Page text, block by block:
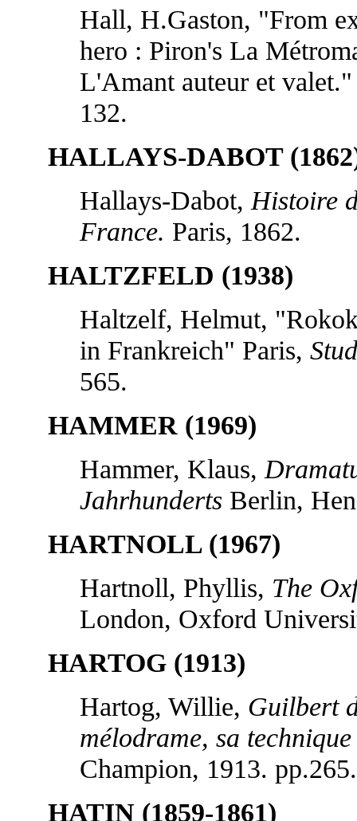
Hall, H.Gaston, "From
hero : Piron's La
L'Amant auteur et
132.
HALLAYS-DABOT
Hallays-Dabot, Histoire
France. Paris, 1862.
HALTZFELD (1938)
Haltzelf, Helmut,
in Frankreich" Paris,
565.
HAMMER (1969)
Hammer, Klaus,
Jahrhunderts Berlin,
HARTNOLL (1967)
Hartnoll, Phyllis, The
London, Oxford
HARTOG (1913)
Hartog, Willie, Guilbert
mélodrame, sa
Champion, 1913. pp.265.
HATIN (1859-1861)